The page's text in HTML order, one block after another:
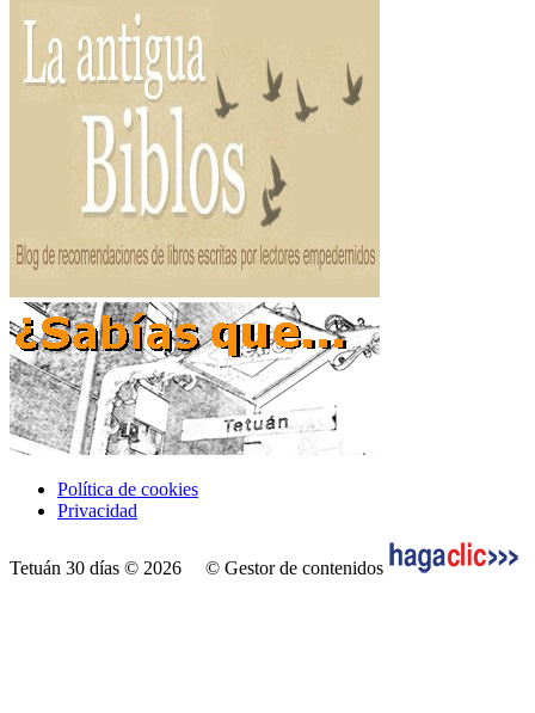
Política de cookies
Privacidad
Tetuán 30 días © 2026 © Gestor de contenidos